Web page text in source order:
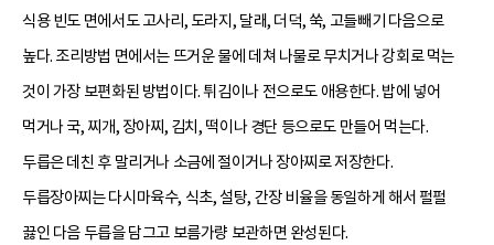
식용 빈도 면에서도 고사리, 도라지, 달래, 더덕, 쑥, 고들빼기 다음으로
높다. 조리방법 면에서는 뜨거운 물에 데쳐 나물로 무치거나 강회로 먹는
것이 가장 보편화된 방법이다. 튀김이나 전으로도 애용한다. 밥에 넣어
먹거나 국, 찌개, 장아찌, 김치, 떡이나 경단 등으로도 만들어 먹는다.
두릅은 데친 후 말리거나 소금에 절이거나 장아찌로 저장한다.
두릅장아찌는 다시마육수, 식초, 설탕, 간장 비율을 동일하게 해서 펄펄
끓인 다음 두릅을 담그고 보름가량 보관하면 완성된다.